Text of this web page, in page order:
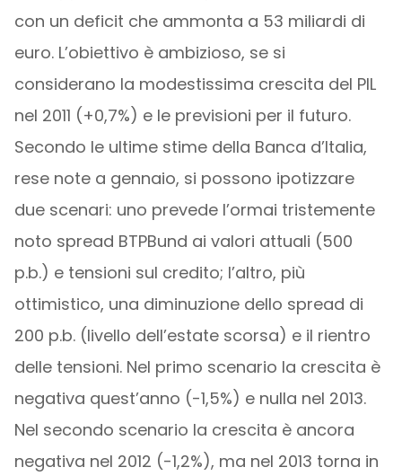
con un deficit che ammonta a 53 miliardi di
euro. L’obiettivo è ambizioso, se si
considerano la modestissima crescita del PIL
nel 2011 (+0,7%) e le previsioni per il futuro.
Secondo le ultime stime della Banca d’Italia,
rese note a gennaio, si possono ipotizzare
due scenari: uno prevede l’ormai tristemente
noto spread BTPBund ai valori attuali (500
p.b.) e tensioni sul credito; l’altro, più
ottimistico, una diminuzione dello spread di
200 p.b. (livello dell’estate scorsa) e il rientro
delle tensioni. Nel primo scenario la crescita è
negativa quest’anno (-1,5%) e nulla nel 2013.
Nel secondo scenario la crescita è ancora
negativa nel 2012 (-1,2%), ma nel 2013 torna in